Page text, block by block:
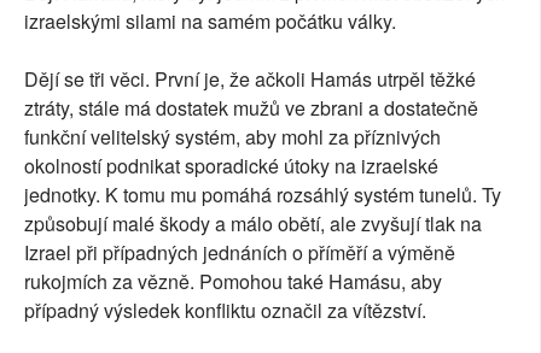
izraelskými silami na samém počátku války.
Dějí se tři věci. První je, že ačkoli Hamás utrpěl těžké
ztráty, stále má dostatek mužů ve zbrani a dostatečně
funkční velitelský systém, aby mohl za příznivých
okolností podnikat sporadické útoky na izraelské
jednotky. K tomu mu pomáhá rozsáhlý systém tunelů. Ty
způsobují malé škody a málo obětí, ale zvyšují tlak na
Izrael při případných jednáních o příměří a výměně
rukojmích za vězně. Pomohou také Hamásu, aby
případný výsledek konfliktu označil za vítězství.